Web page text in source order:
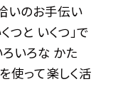
いのお手伝い
つと いくつ」で
ろいろな かた
使って楽しく活